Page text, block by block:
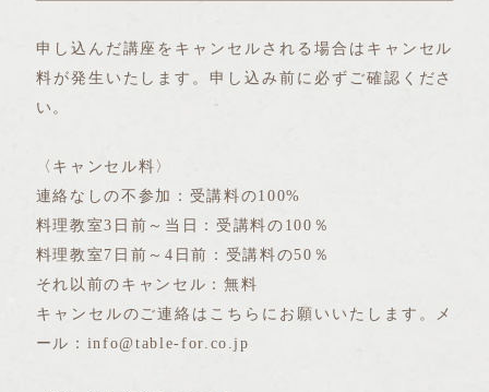
申し込んだ講座をキャンセルされる場合はキャンセル
料が発生いたします。申し込み前に必ずご確認くださ
い。
〈キャンセル料〉
連絡なしの不参加：受講料の100%
料理教室3日前～当日：受講料の100％
料理教室7日前～4日前：受講料の50％
それ以前のキャンセル：無料
キャンセルのご連絡はこちらにお願いいたします。メ
ール：info@table-for.co.jp